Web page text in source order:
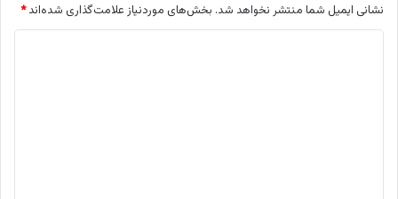
نشانی ایمیل شما منتشر نخواهد شد. بخش‌های موردنیاز علامت‌گذاری شده‌اند*